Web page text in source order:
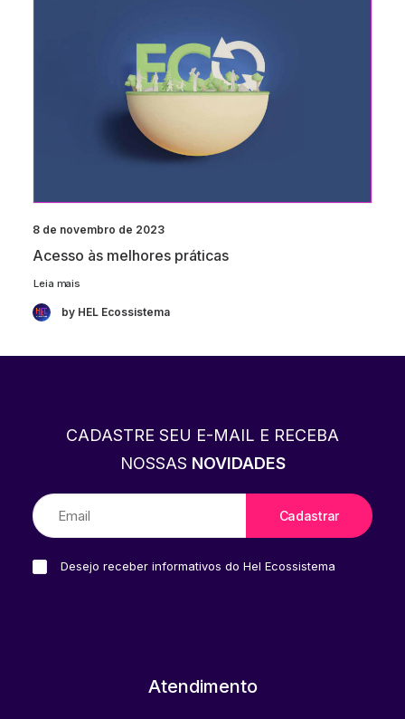
8 de novembro de 2023
Acesso às melhores práticas
Leia mais
by HEL Ecossistema
CADASTRE SEU E-MAIL E RECEBA
NOSSAS NOVIDADES
Desejo receber informativos do Hel Ecossistema
Atendimento